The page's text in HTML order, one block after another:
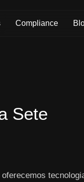
Compliance
Sete